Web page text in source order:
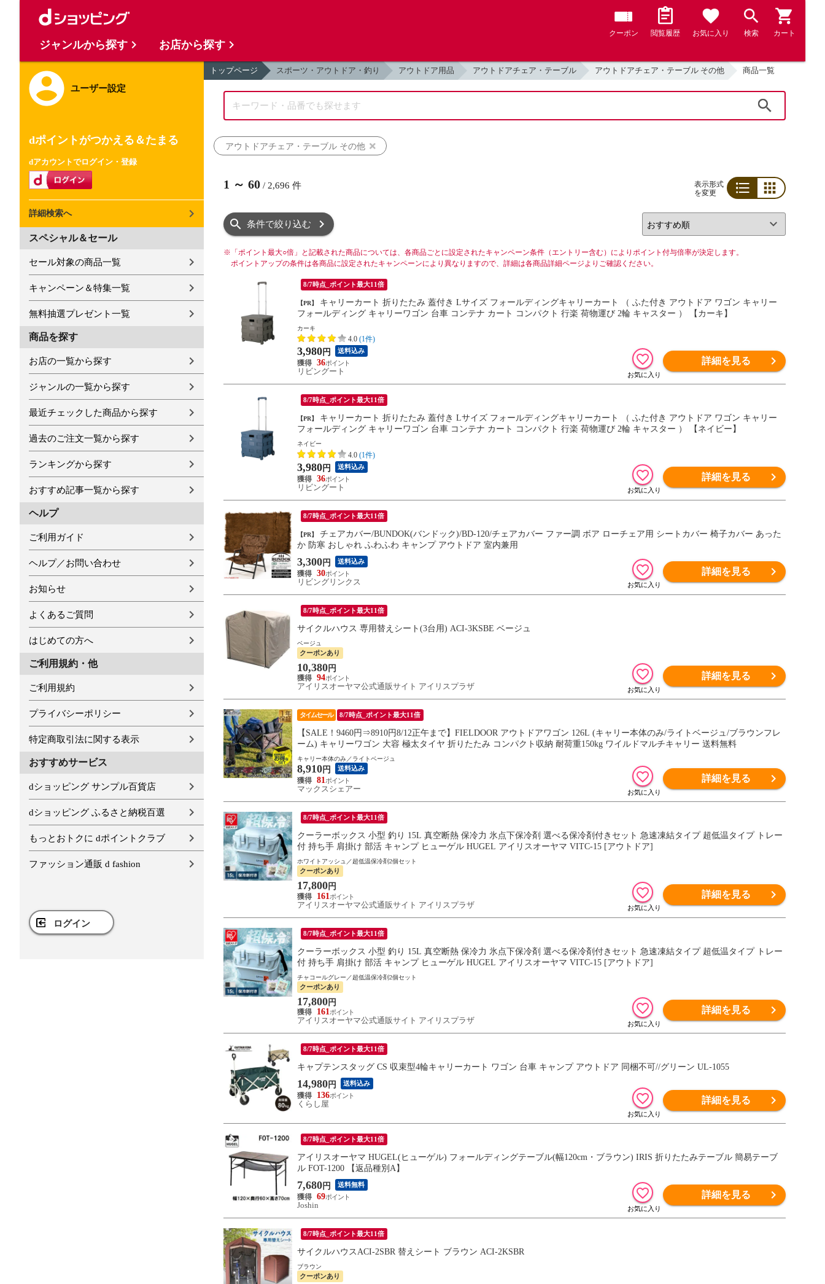
クーポン 閲覧履歴 お気に入り 検索 カート
ユーザー設定
dポイントがつかえる＆たまる
dアカウントでログイン・登録
詳細検索へ
スペシャル＆セール
セール対象の商品一覧
キャンペーン＆特集一覧
無料抽選プレゼント一覧
商品を探す
お店の一覧から探す
ジャンルの一覧から探す
最近チェックした商品から探す
過去のご注文一覧から探す
ランキングから探す
おすすめ記事一覧から探す
ヘルプ
ご利用ガイド
ヘルプ／お問い合わせ
お知らせ
よくあるご質問
はじめての方へ
ご利用規約・他
ご利用規約
プライバシーポリシー
特定商取引法に関する表示
おすすめサービス
dショッピング サンプル百貨店
dショッピング ふるさと納税百選
もっとおトクに dポイントクラブ
ファッション通販 d fashion
ログイン
トップページ スポーツ・アウトドア・釣り アウトドア用品 アウトドアチェア・テーブル アウトドアチェア・テーブル その他 商品一覧
アウトドアチェア・テーブル その他
1 ～ 60 / 2,696 件
表示形式
を変更
条件で絞り込む
※ 「ポイント最大○倍」と記載された商品については、各商品ごとに設定されたキャンペーン条件（エントリー含む）によりポイント付与倍率が決定します。
ポイントアップの条件は各商品に設定されたキャンペーンにより異なりますので、詳細は各商品詳細ページよりご確認ください。
8/7時点_ポイント最大11倍
【PR】
フォールディング キャリーワゴン 台車 コンテナ カート コンパクト 行楽 荷物運び 2輪 キャスター ） 【カーキ】
カーキ
4.0 (1件)
3,980 円 送料込み
36
リビングート
詳細を見る
8/7時点_ポイント最大11倍
【PR】
フォールディング キャリーワゴン 台車 コンテナ カート コンパクト 行楽 荷物運び 2輪 キャスター ） 【ネイビー】
ネイビー
4.0 (1件)
3,980 円 送料込み
36
リビングート
詳細を見る
8/7時点_ポイント最大11倍
【PR】
か 防寒 おしゃれ ふわふわ キャンプ アウトドア 室内兼用
3,300 円 送料込み
30
リビングリンクス
詳細を見る
8/7時点_ポイント最大11倍
サイクルハウス 専用替えシート(3台用) ACI-3KSBE ベージュ
ベージュ
クーポンあり
10,380 円
94
アイリスオーヤマ公式通販サイト アイリスプラザ
詳細を見る
タイムセール 8/7時点_ポイント最大11倍
【SALE！9460円⇒8910円8/12正午まで】FIELDOOR アウトドアワゴン 126L (キャリー本体のみ/ライトベージュ/ブラウンフレ
ーム) キャリーワゴン 大容 極太タイヤ 折りたたみ コンパクト収納 耐荷重150kg ワイルドマルチキャリー 送料無料
キャリー本体のみ／ライトベージュ
8,910 円 送料込み
81
マックスシェアー
詳細を見る
8/7時点_ポイント最大11倍
クーラーボックス 小型 釣り 15L 真空断熱 保冷力 氷点下保冷剤 選べる保冷剤付きセット 急速凍結タイプ 超低温タイプ トレー
付 持ち手 肩掛け 部活 キャンプ ヒューゲル HUGEL アイリスオーヤマ VITC-15 [アウトドア]
ホワイトアッシュ／超低温保冷剤2個セット
クーポンあり
17,800 円
161
アイリスオーヤマ公式通販サイト アイリスプラザ
詳細を見る
8/7時点_ポイント最大11倍
クーラーボックス 小型 釣り 15L 真空断熱 保冷力 氷点下保冷剤 選べる保冷剤付きセット 急速凍結タイプ 超低温タイプ トレー
付 持ち手 肩掛け 部活 キャンプ ヒューゲル HUGEL アイリスオーヤマ VITC-15 [アウトドア]
チャコールグレー／超低温保冷剤2個セット
クーポンあり
17,800 円
161
アイリスオーヤマ公式通販サイト アイリスプラザ
詳細を見る
8/7時点_ポイント最大11倍
キャプテンスタッグ CS 収束型4輪キャリーカート ワゴン 台車 キャンプ アウトドア 同梱不可//グリーン UL-1055
14,980 円 送料込み
136
くらし屋
詳細を見る
8/7時点_ポイント最大11倍
アイリスオーヤマ HUGEL(ヒューゲル) フォールディングテーブル(幅120cm・ブラウン) IRIS 折りたたみテーブル 簡易テーブ
ル FOT-1200 【返品種別A】
7,680 円 送料無料
69
Joshin
詳細を見る
8/7時点_ポイント最大11倍
サイクルハウスACI-2SBR 替えシート ブラウン ACI-2KSBR
ブラウン
クーポンあり
ジャンルから探す お店から探す